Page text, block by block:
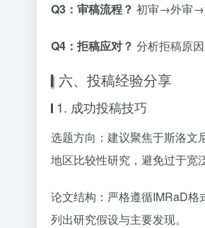
Q3：审稿流程？ 初审→外审→
Q4：拒稿应对？ 分析拒稿原
六、投稿经验分享
1. 成功投稿技巧
选题方向：建议聚焦于斯洛文
地区比较性研究，避免过于宽
论文结构：严格遵循IMRaD
列出研究假设与主要发现。